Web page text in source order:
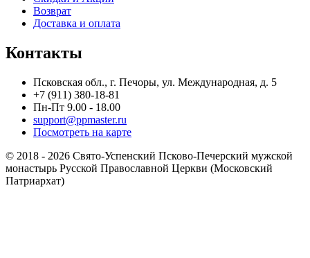
Возврат
Доставка и оплата
Контакты
Псковская обл., г. Печоры, ул. Международная, д. 5
+7 (911) 380-18-81
Пн-Пт 9.00 - 18.00
support@ppmaster.ru
Посмотреть на карте
© 2018 - 2026 Свято-Успенский Псково-Печерский мужской
монастырь Русской Православной Церкви (Московский
Патриархат)